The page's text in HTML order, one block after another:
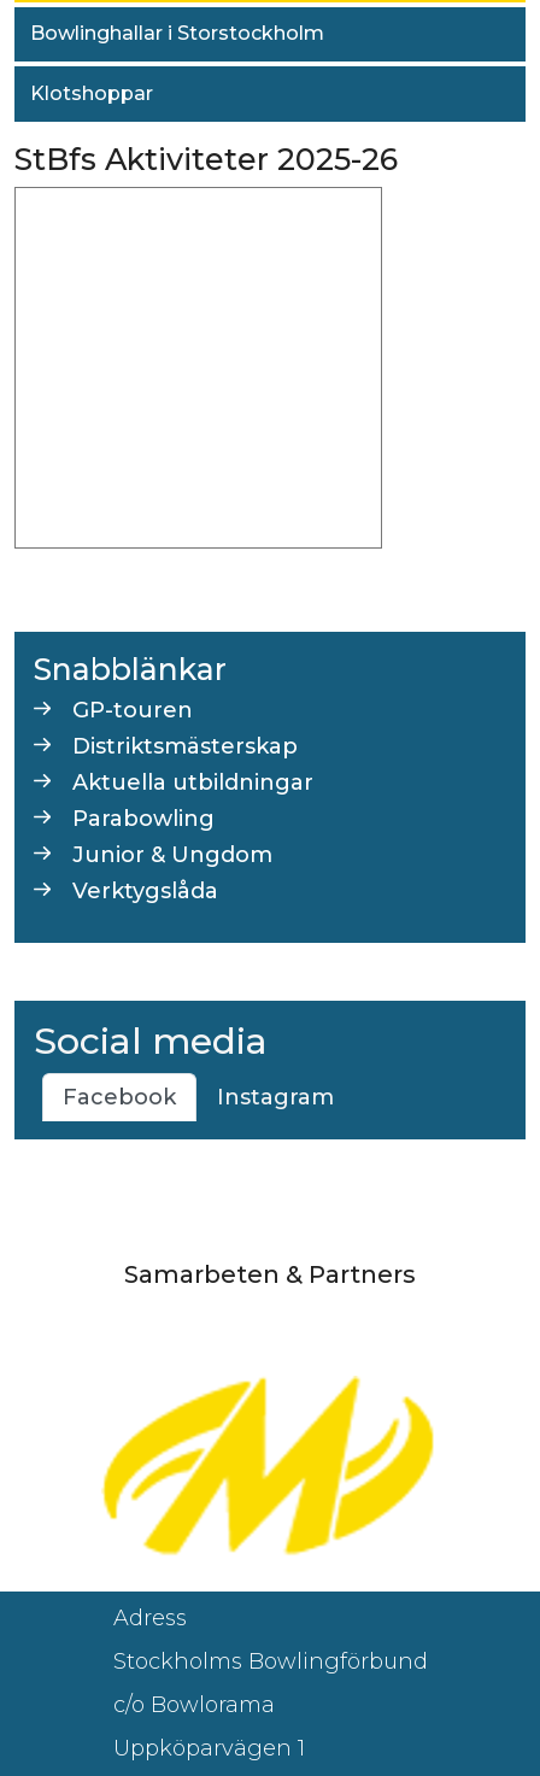
Bowlinghallar i Storstockholm
Klotshoppar
StBfs Aktiviteter 2025-26
Snabblänkar
GP-touren
Distriktsmästerskap
Aktuella utbildningar
Parabowling
Junior & Ungdom
Verktygslåda
Social media
Facebook Instagram
Samarbeten & Partners
Adress
Stockholms Bowlingförbund
c/o Bowlorama
Uppköparvägen 1